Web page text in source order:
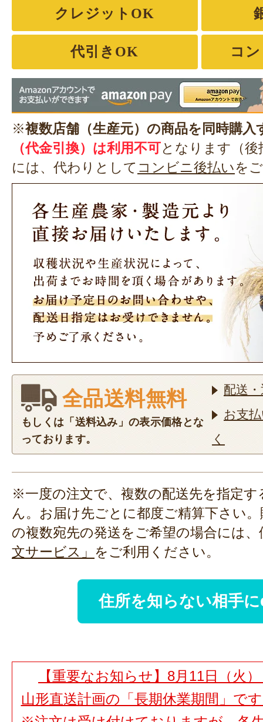
クレジットOK
代引きOK コ
※複数店舗（生産元）の商品を同時購入
（代金引換）は利用不可となります（
には、代わりとして コンビニ後払いを
全品送料無料
もしくは「送料込み」の表示価格とな
っております。
配送
お支
く
※一度の注文で、複数の配送先を指定
ん。お届け先ごとに都度ご精算下さい
の複数宛先の発送をご希望の場合には、
文サービス」 をご利用ください。
住所を知らない相手
【重要なお知らせ】8月11日（火
山形直送計画の「長期休業期間」で